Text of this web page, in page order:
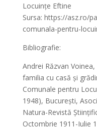
Locuințe Eftine
Sursa: https://asz.ro/
comunala-pentru-
Bibliografie:
Andrei Răzvan
familia cu casă și
Comunale pentru
1948), București,
Natura-Revistă
Octombrie 1911-Iulie